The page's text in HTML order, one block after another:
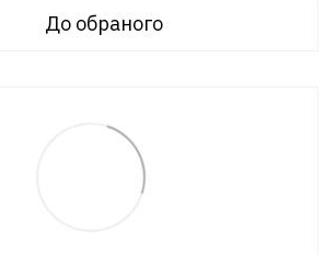
До обраного